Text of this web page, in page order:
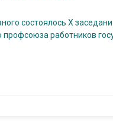
состоялось X
профсоюза работников